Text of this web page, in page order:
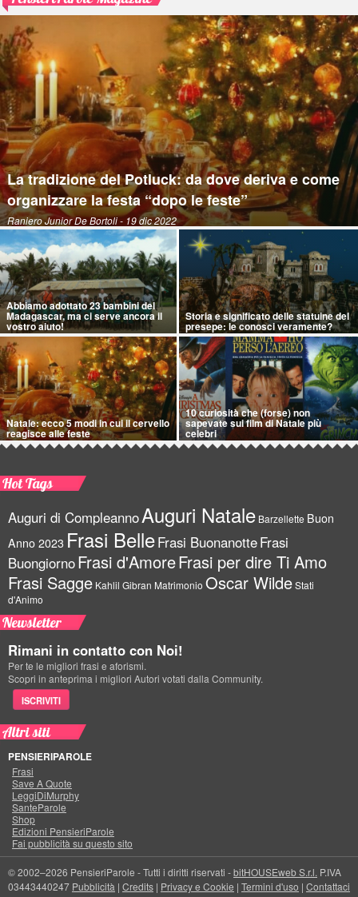
La tradizione del Potluck: da dove deriva e come
organizzare la festa “dopo le feste”
Raniero Junior De Bortoli- 19 dic 2022
Abbiamo adottato 23 bambini del
Madagascar, ma ci serve ancora il
vostro aiuto!
Storia e significato delle statuine del
presepe: le conosci veramente?
Natale: ecco 5 modi in cui il cervello
reagisce alle feste
10 curiosità che (forse) non
sapevate sui film di Natale più
celebri
Hot Tags
Auguri di CompleannoAuguri Natale Barzellette Buon
Anno 2023 Frasi BelleFrasi BuonanotteFrasi
BuongiornoFrasi d'AmoreFrasi per dire Ti Amo
Frasi Sagge Kahlil Gibran Matrimonio Oscar WildeStati
d'Animo
Newsletter
Rimani in contatto con Noi!
Per te le migliori frasi e aforismi.
Scopri in anteprima i migliori Autori votati dalla Community.
ISCRIVITI
Altri siti
PENSIERIPAROLE
Frasi
Save A Quote
LeggiDiMurphy
SanteParole
Shop
Edizioni PensieriParole
Fai pubblicità su questo sito
© 2002–2026 PensieriParole - Tutti i diritti riservati -bitHOUSEweb S.r.l. P.IVA
03443440247 Pubblicità | Credits | Privacy e Cookie | Termini d'uso | Contattaci